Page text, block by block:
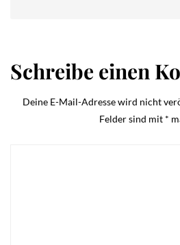
Schreibe einen
Deine E-Mail-Adresse wird nicht
Felder sind mit *